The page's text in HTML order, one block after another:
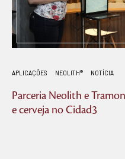
APLICAÇÕES NEOLITH® NOTÍCIA
Parceria Neolith e
e cerveja no Cidad3